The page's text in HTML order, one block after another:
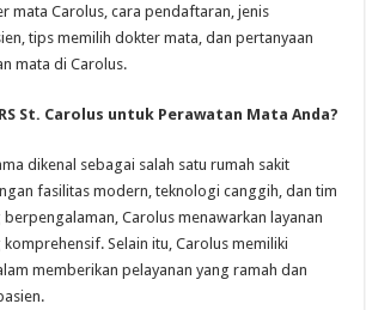
mata Carolus, cara pendaftaran, jenis
tips memilih dokter mata, dan pertanyaan
mata di Carolus.
St. Carolus untuk Perawatan Mata Anda?
dikenal sebagai salah satu rumah sakit
fasilitas modern, teknologi canggih, dan tim
Carolus menawarkan layanan
komprehensif. Selain itu, Carolus memiliki
memberikan pelayanan yang ramah dan